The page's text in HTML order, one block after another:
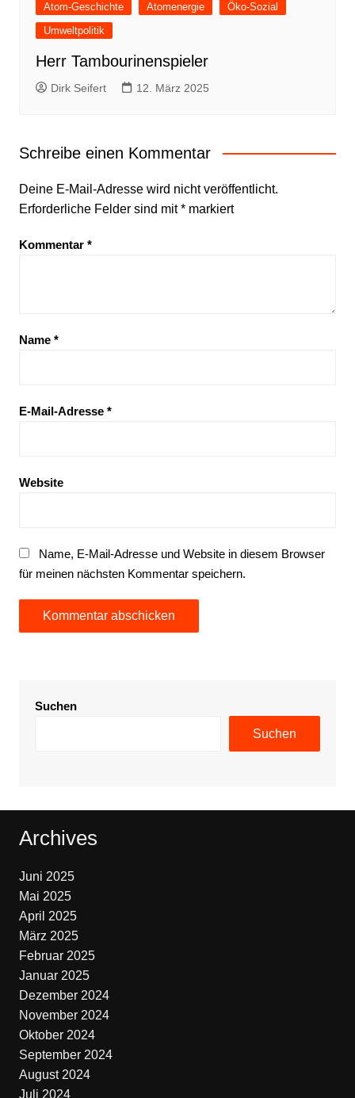
Atom-Geschichte Atomenergie
Öko-Sozial
Umweltpolitik
Herr Tambourinenspieler
Dirk Seifert 12. März 2025
Schreibe einen Kommentar
Deine E-Mail-Adresse wird nicht veröffentlicht.
Erforderliche Felder sind mit*markiert
Kommentar *
Name *
E-Mail-Adresse *
Website
Name, E-Mail-Adresse und Website in diesem Browser
für meinen nächsten Kommentar speichern.
Suchen
Suchen
Archives
Juni 2025
Mai 2025
April 2025
März 2025
Februar 2025
Januar 2025
Dezember 2024
November 2024
Oktober 2024
September 2024
August 2024
Juli 2024